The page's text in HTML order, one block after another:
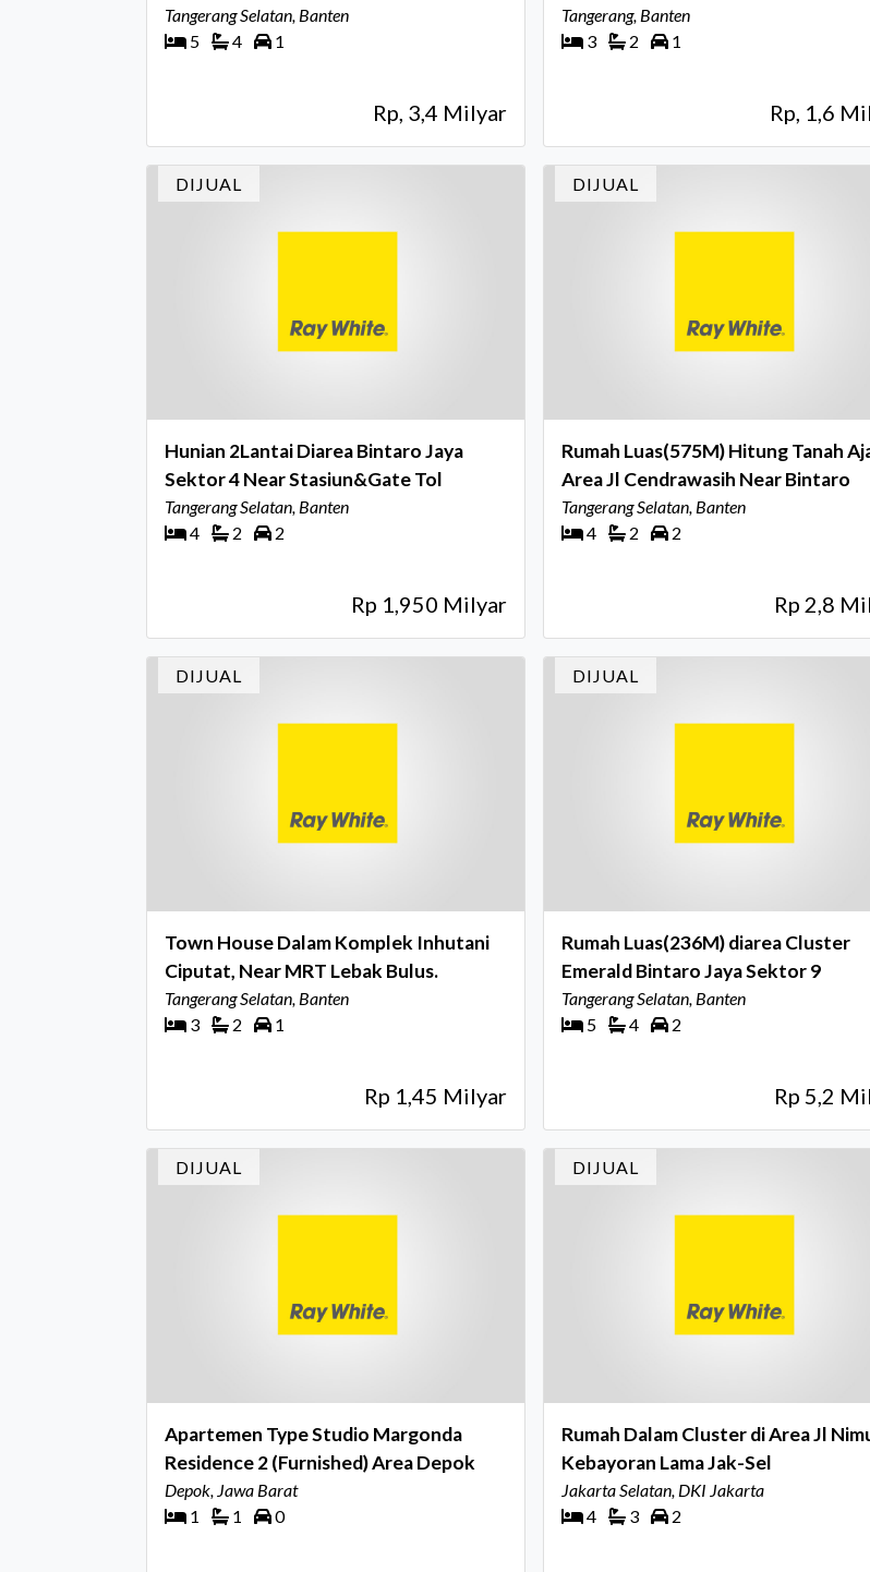
Mangu
Tangerang Selatan, Banten
5
4 1
Rp, 3,4 Milyar
Tangerang, Banten
3
2 1
Rp, 1,6
DIJUAL
Hunian 2Lantai Diarea Bintaro Jaya
Sektor 4 Near Stasiun&Gate Tol
Tangerang Selatan, Banten
4
2 2
Rp 1,950 Milyar
DIJUAL
Rumah Luas(575M) Hitung Tanah
Area Jl Cendrawasih Near Bintaro
Tangerang Selatan, Banten
4
2 2
Rp 2,8
DIJUAL
Town House Dalam Komplek Inhutani
Ciputat, Near MRT Lebak Bulus.
Tangerang Selatan, Banten
3
2 1
Rp 1,45 Milyar
DIJUAL
Rumah Luas(236M) diarea Cluster
Emerald Bintaro Jaya Sektor 9
Tangerang Selatan, Banten
5
4 2
Rp 5,2
DIJUAL
Apartemen Type Studio Margonda
Residence 2 (Furnished) Area Depok
Depok, Jawa Barat
1
1 0
DIJUAL
Rumah Dalam Cluster di Area Jl
Kebayoran Lama Jak-Sel
Jakarta Selatan, DKI Jakarta
4
3 2